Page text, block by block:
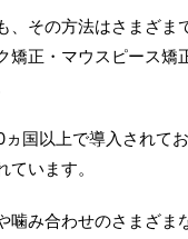
その方法はさまざま
矯正・マウスピース
国以上で導入されて
います。
噛み合わせのさまざま